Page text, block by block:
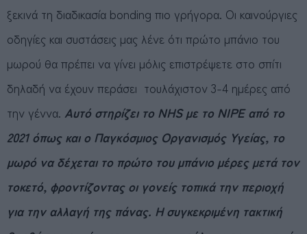
ξεκινά τη διαδικασία bonding πιο γρήγορα. Οι καινούργιες
οδηγίες και συστάσεις μας λένε ότι πρώτο μπάνιο του
μωρού θα πρέπει να γίνει μόλις επιστρέψετε στο σπίτι
δηλαδή να έχουν περάσει τουλάχιστον 3-4 ημέρες από
την γέννα. Αυτό στηρίζει το NHS με το NIPE από το
2021 όπως και ο Παγκόσμιος Οργανισμός Υγείας, το
μωρό να δέχεται το πρώτο του μπάνιο μέρες μετά τον
τοκετό, φροντίζοντας οι γονείς τοπικά την περιοχή
για την αλλαγή της πάνας. Η συγκεκριμένη τακτική